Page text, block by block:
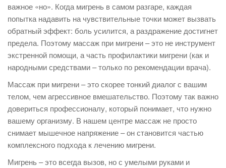
важное «но». Когда мигрень в самом разгаре, каждая
попытка надавить на чувствительные точки может вызвать
обратный эффект: боль усилится, а раздражение достигнет
предела. Поэтому массаж при мигрени – это не инструмент
экстренной помощи, а часть профилактики мигрени (как и
народными средствами – только по рекомендации врача).
Массаж при мигрени – это скорее тонкий диалог с вашим
телом, чем агрессивное вмешательство. Поэтому так важно
довериться профессионалу, который понимает, что нужно
вашему организму. В нашем центре массаж не просто
снимает мышечное напряжение – он становится частью
комплексного подхода к лечению мигрени.
Мигрень – это всегда вызов, но с умелыми руками и